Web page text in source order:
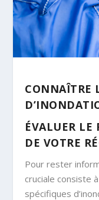
CONNAÎTRE
ÉVALUER LE
DE VOTRE
Pour rester
cruciale consiste
spécifiques